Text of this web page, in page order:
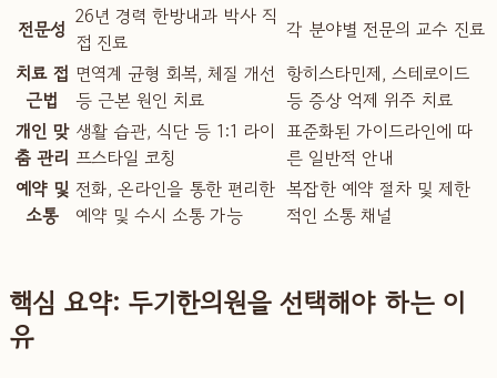
전문성 26년 경력 한방내과 박사 직
접 진료
각 분야별 전문의 교수 진료
치료 접
근법
면역계 균형 회복, 체질 개선
등 근본 원인 치료
항히스타민제, 스테로이드
등 증상 억제 위주 치료
개인 맞
춤 관리
생활 습관, 식단 등 1:1 라이
프스타일 코칭
표준화된 가이드라인에 따
른 일반적 안내
예약 및
소통
전화, 온라인을 통한 편리한
예약 및 수시 소통 가능
복잡한 예약 절차 및 제한
적인 소통 채널
핵심 요약: 두기한의원을 선택해야 하는 이
유